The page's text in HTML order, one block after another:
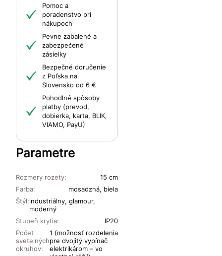
Pomoc a
poradenstvo pri
nákupoch
Pevne zabalené a
zabezpečené
zásielky
Bezpečné doručenie
z Poľska na
Slovensko od 6 €
Pohodlné spôsoby
platby (prevod,
dobierka, karta, BLIK,
VIAMO, PayU)
Parametre
Farba: mosadzná, biela
Stupeň krytia: IP20
Štýl:industriálny, glamour,
moderný
Počet
svetelných
okruhov:
1 (možnosť rozdelenia
pre dvojitý vypínač
elektrikárom – vo
Rozmery rozety: 15 cm